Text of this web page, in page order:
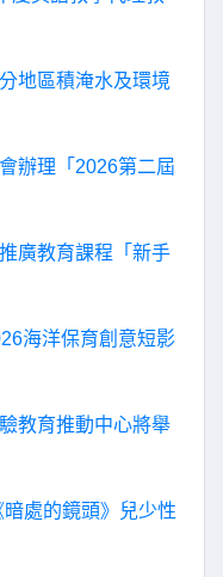
地區積淹水及環境
辦理「2026第二屆
廣教育課程「新手
海洋保育創意短影
教育推動中心將舉
處的鏡頭》兒少性